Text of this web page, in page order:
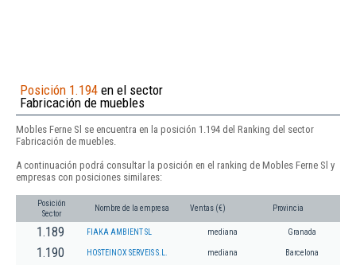
Posición 1.194 en el sector
Fabricación de muebles
Mobles Ferne Sl se encuentra en la posición 1.194 del Ranking del sector
Fabricación de muebles.
A continuación podrá consultar la posición en el ranking de Mobles Ferne Sl y
empresas con posiciones similares:
Posición
Sector
Nombre de la empresa Ventas (€) Provincia
1.189 FIAKA AMBIENT SL mediana Granada
1.190 HOSTEINOX SERVEIS S.L. mediana Barcelona